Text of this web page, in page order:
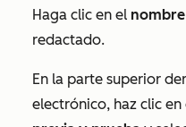
Haga clic en el nombre
redactado.
En la parte superior
electrónico, haz clic